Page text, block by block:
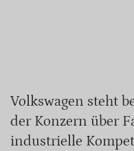
Volkswagen steht
der Konzern über
industrielle